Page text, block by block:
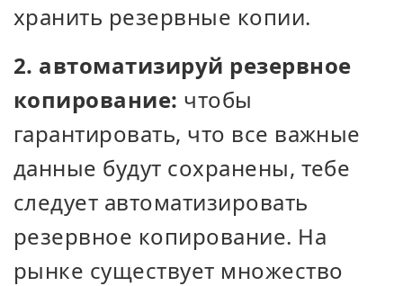
хранить резервные копии.
2. автоматизируй резервное
копирование: чтобы
гарантировать, что все важные
данные будут сохранены, тебе
следует автоматизировать
резервное копирование. На
рынке существует множество